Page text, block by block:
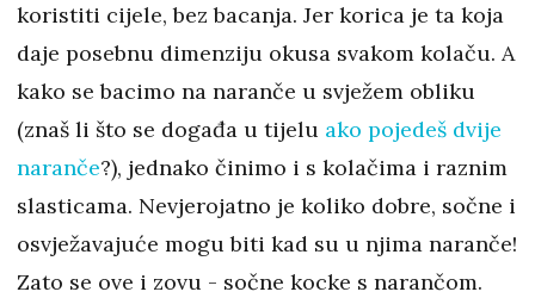
koristiti cijele, bez bacanja. Jer korica je ta koja
daje posebnu dimenziju okusa svakom kolaču. A
kako se bacimo na naranče u svježem obliku
(znaš li što se događa u tijelu ako pojedeš dvije
naranče?), jednako činimo i s kolačima i raznim
slasticama. Nevjerojatno je koliko dobre, sočne i
osvježavajuće mogu biti kad su u njima naranče!
Zato se ove i zovu - sočne kocke s narančom.